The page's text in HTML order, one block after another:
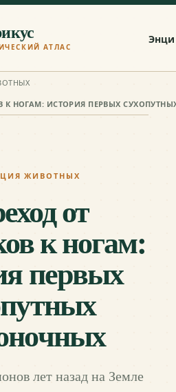
АТЛАС
ЖИВОТНЫХ
от
к ногам:
первых
лет назад на Земле